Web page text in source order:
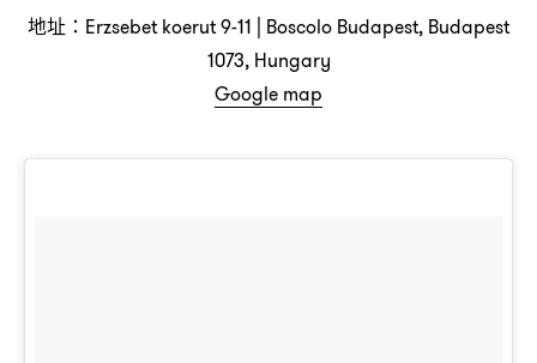
地址 ：Erzsebet koerut 9-11 | Boscolo Budapest, Budapest
1073, Hungary
Google map